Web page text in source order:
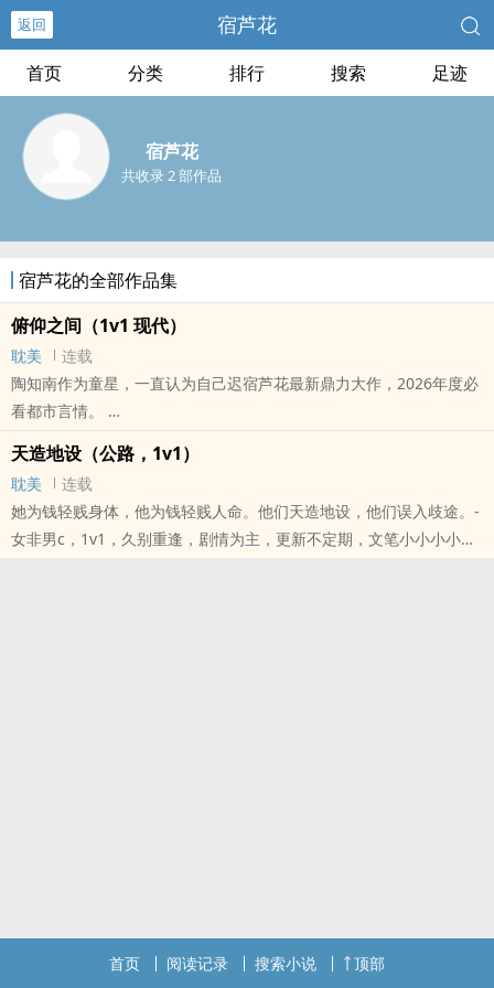
返回 宿芦花
首页 分类 排行 搜索 足迹
宿芦花
共收录 2 部作品
宿芦花的全部作品集
俯仰之间（1v1 现代）
耽美
连载
陶知南作为童星，一直认为自己迟宿芦花最新鼎力大作，2026年度必
看都市言情。
请不要忘记向您QQ群和微博里的朋友推荐哦！
天造地设（公路，1v1）
耽美
连载
她为钱轻贱身体，他为钱轻贱人命。他们天造地设，他们误入歧途。-
女非男c，1v1，久别重逢，剧情为主，更新不定期，文笔小小小小白
首页 阅读记录 搜索小说 顶部